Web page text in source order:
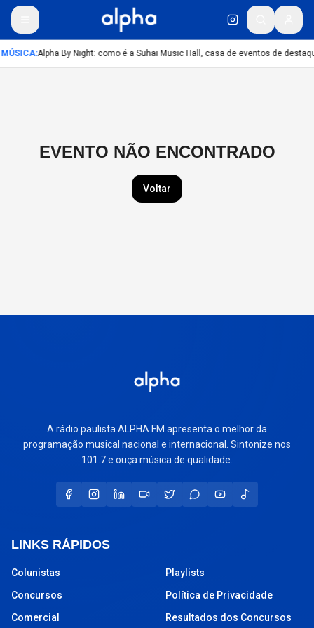
MÚSICA:Alpha By Night: como é a Suhai Music Hall, casa de eventos de
EVENTO NÃO ENCONTRADO
Voltar
A rádio paulista ALPHA FM apresenta o melhor da
programação musical nacional e internacional. Sintonize nos
101.7 e ouça música de qualidade.
LINKS RÁPIDOS
Colunistas
Concursos
Comercial
Playlists
Política de Privacidade
Resultados dos Concursos